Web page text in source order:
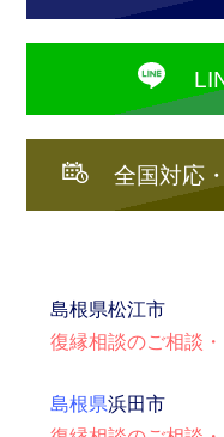
全国対応
島根県松江市
復縁相談のご相談
島根県浜田市